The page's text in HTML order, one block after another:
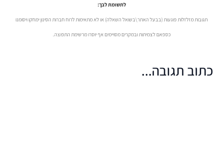
לתשומת לבך:
תגובות מזלזלות פוגעות (בבעל האתר\בשואל השאלה) או לא מתאימות לרוח חברות הסינון ימחקו ויסומנו
כספאם לצמיתות ובמקרים מסויימים אף יוסרו מרשימת התפוצה.
כתוב תגובה...